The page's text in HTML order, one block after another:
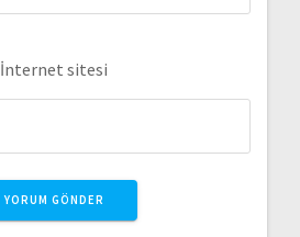
İnternet sitesi